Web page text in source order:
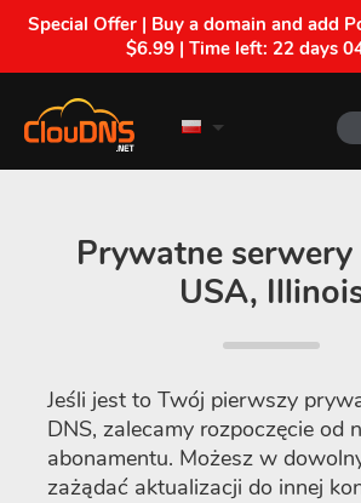
Special Offer | Buy a domain and add
$6.99 | Time left: 22 days
Prywatne
USA,
Jeśli jest to Twój pierwszy
DNS, zalecamy rozpoczęcie od
abonamentu. Możesz w
zażądać aktualizacji do innej